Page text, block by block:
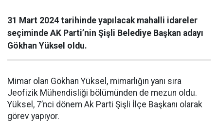
31 Mart 2024 tarihinde yapılacak mahalli idareler
seçiminde AK Parti’nin Şişli Belediye Başkan adayı
Gökhan Yüksel oldu.
Mimar olan Gökhan Yüksel, mimarlığın yanı sıra
Jeofizik Mühendisliği bölümünden de mezun oldu.
Yüksel, 7’nci dönem Ak Parti Şişli İlçe Başkanı olarak
görev yapıyor.